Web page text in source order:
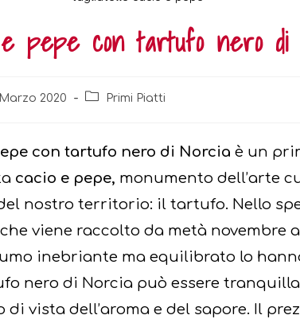
pepe con tartufo nero di
2020
PostPrimi Piatti
con tartufo nero di Norcia è un
cacio e pepe, monumento dell’arte
nostro territorio: il tartufo. Nello
che viene raccolto da metà novembre
inebriante ma equilibrato lo
nero di Norcia può essere
vista dell’aroma e del sapore. Il